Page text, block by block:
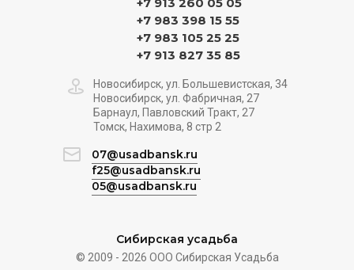
Сибирская усадьба
© 2009 - 2026 ООО Сибирская Усадьба
+7 913 260 05 05
+7 983 398 15 55
+7 983 105 25 25
+7 913 827 35 85
Новосибирск, ул. Большевистская, 34
Новосибирск, ул. Фабричная, 27
Барнаул, Павловский Тракт, 27
Томск, Нахимова, 8 стр 2
07@usadbansk.ru
f25@usadbansk.ru
05@usadbansk.ru